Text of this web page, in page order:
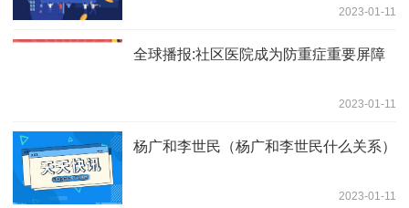
2023-01-11
全球播报:社区医院成为防重症重要屏障
2023-01-11
杨广和李世民（杨广和李世民什么关系）
2023-01-11